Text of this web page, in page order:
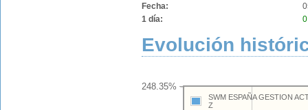
Fecha:
1 día:
Evolución
248.35%
SWM ESPAÑA GESTION
Z